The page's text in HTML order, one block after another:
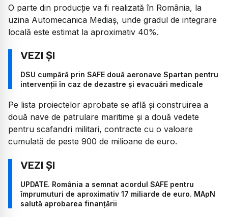
O parte din producție va fi realizată în România, la
uzina Automecanica Mediaș, unde gradul de integrare
locală este estimat la aproximativ 40%.
DSU cumpără prin SAFE două aeronave Spartan pentru
intervenții în caz de dezastre și evacuări medicale
Pe lista proiectelor aprobate se află și construirea a
două nave de patrulare maritime și a două vedete
pentru scafandri militari, contracte cu o valoare
cumulată de peste 900 de milioane de euro.
UPDATE. România a semnat acordul SAFE pentru
împrumuturi de aproximativ 17 miliarde de euro. MApN
salută aprobarea finanțării